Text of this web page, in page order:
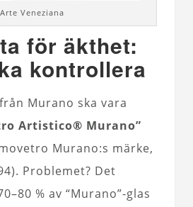
Arte Veneziana
för äkthet:
kontrollera
Murano ska vara
Artistico® Murano”
Murano:s märke,
Problemet? Det
% av “Murano”-glas